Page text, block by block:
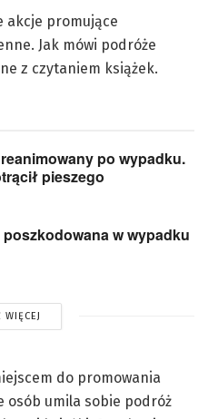
akcje promujące
Jak mówi podróże
z czytaniem książek.
po wypadku.
pieszego
w wypadku
WIĘCEJ
do promowania
osób umila sobie podróż